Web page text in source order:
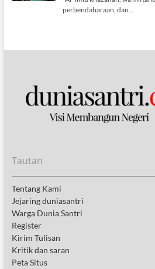
Tautan
Tentang Kami
Jejaring duniasantri
Warga Dunia Santri
Register
Kirim Tulisan
Kritik dan saran
Peta Situs